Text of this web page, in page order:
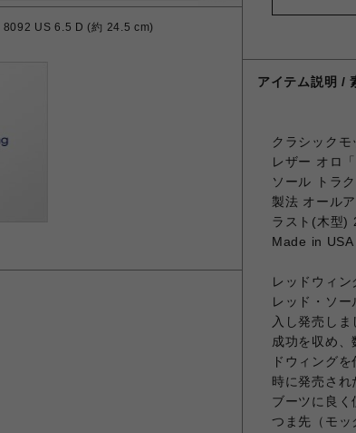
8092 US 6.5 D (約 24.5 cm)
アイテム説明 /
クラシックモ
レザー オロ「
ソール トラ
製法 オール
ラスト(木型)
Made in USA
レッドウィ
レッド・ソ
入し発売し
成功を収め
ドウィング
時に発売さ
ブーツに良
つま先（モッ